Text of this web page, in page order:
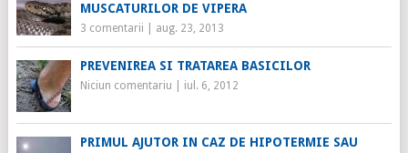
MUSCATURILOR DE VIPERA
3 comentarii aug. 23, 2013
PREVENIREA SI TRATAREA BASICILOR
Niciun comentariu iul. 6, 2012
PRIMUL AJUTOR IN CAZ DE HIPOTERMIE SAU